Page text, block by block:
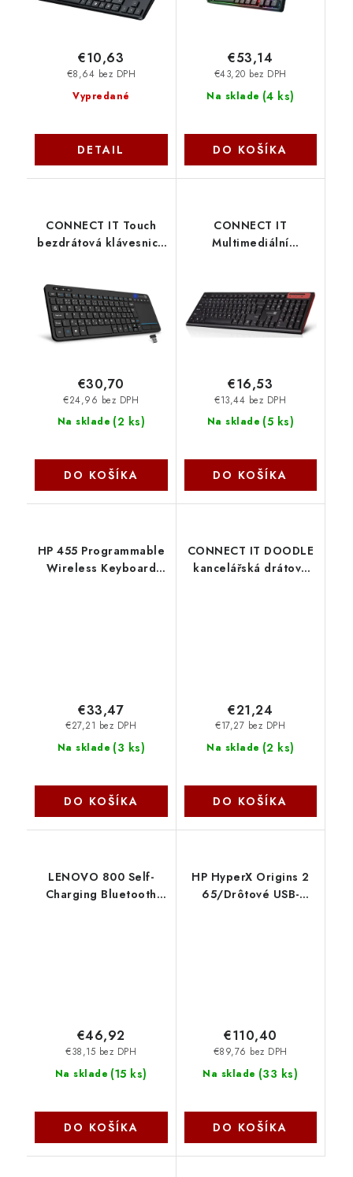
Vypredané
€8,64 bez DPH
€10,63
DETAIL
Na sklade (4 ks)
€43,20 bez DPH
€53,14
DO KOŠÍKA
CONNECT IT Touch
bezdrátová klávesnice
ČERNÁ CKB-2010-CS
Connect IT
Na sklade (2 ks)
€24,96 bez DPH
€30,70
DO KOŠÍKA
CONNECT IT
Multimediální
CKB-3000-CS Connect
IT
Na sklade (5 ks)
€13,44 bez DPH
€16,53
DO KOŠÍKA
HP 455 Programmable
Wireless Keyboard
Na sklade (3 ks)
€27,21 bez DPH
€33,47
DO KOŠÍKA
CONNECT IT DOODLE
kancelářská drátová
Na sklade (2 ks)
€17,27 bez DPH
€21,24
DO KOŠÍKA
LENOVO 800 Self-
Charging Bluetooth
Na sklade (15 ks)
€38,15 bez DPH
€46,92
DO KOŠÍKA
HP HyperX Origins 2
65/Drôtové USB-
Na sklade (33 ks)
€89,76 bez DPH
€110,40
DO KOŠÍKA